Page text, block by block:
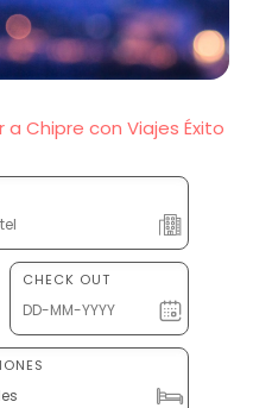
Chipre con Viajes Éxito
CHECK OUT